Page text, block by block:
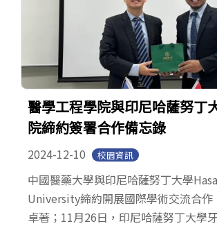
醫學工程學院與印尼哈薩努丁
院締約簽署合作備忘錄
2024-12-10 校園資訊
中國醫藥大學與印尼哈薩努丁大學
University締約開展國際學術交流合作
卓著；11月26日，印尼哈薩努丁大學